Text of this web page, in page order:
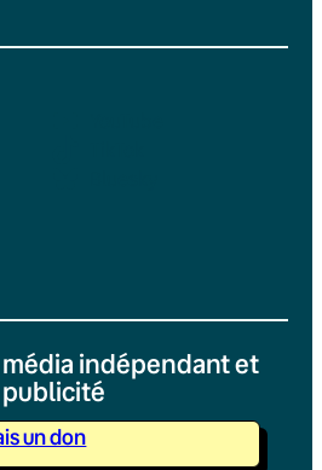
indépendant et
publicité
un don